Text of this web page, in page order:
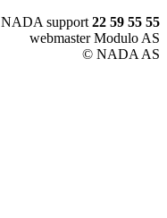
NADA support 22 59 55 55
webmaster Modulo AS
© NADA AS